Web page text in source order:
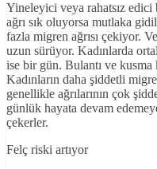
Yineleyici veya rahatsız edici
ağrı sık oluyorsa mutlaka
fazla migren ağrısı çekiyor.
uzun sürüyor. Kadınlarda
ise bir gün. Bulantı ve kusma
Kadınların daha şiddetli
genellikle ağrılarının çok
günlük hayata devam
çekerler.
Felç riski artıyor